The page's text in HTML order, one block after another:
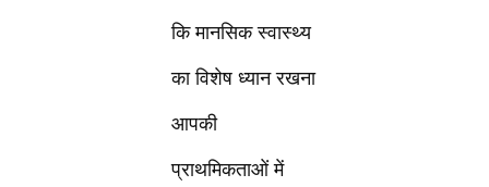
कि मानसिक स्वास्थ्य
का विशेष ध्यान रखना
आपकी
प्राथमिकताओं में